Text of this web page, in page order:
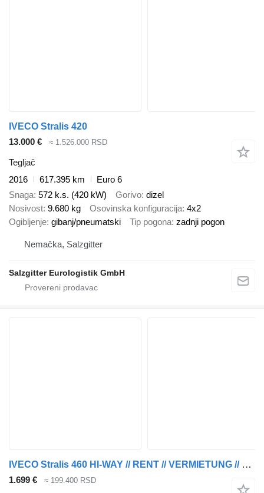
IVECO Stralis 420
13.000 €
≈ 1.526.000 RSD
Tegljač
2016
617.395 km
Euro 6
Snaga 572 k.s. (420 kW) Gorivo dizel
Nosivost 9.680 kg Osovinska konfiguracija 4x2
Ogibljenje gibanj/pneumatski Tip pogona zadnji pogon
Nemačka, Salzgitter
Salzgitter Eurologistik GmbH
IVECO Stralis 460 HI-WAY // RENT // VERMIETUNG // LNG
1.699 € ≈ 199.400 RSD